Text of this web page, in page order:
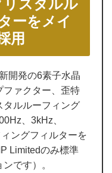
リスタルル
ーをメイ
用
開発の6素子水晶
ファクター、歪特
タルルーフィング
、3kHz、
ングフィルターを
Limitedのみ標準
です）。